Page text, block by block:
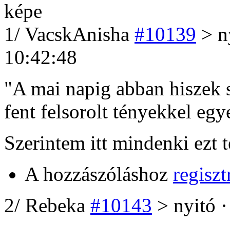
1/ VacskAnisha #10139 >
10:42:48
"A mai napig abban hiszek
fent felsorolt tényekkel
Szerintem itt mindenki ezt
A hozzászóláshoz
2/ Rebeka #10143 > nyitó